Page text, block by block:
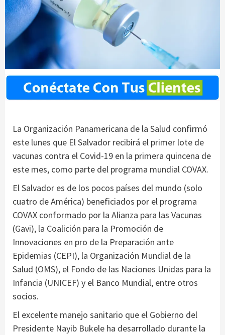
La Organización Panamericana de la Salud confirmó
este lunes que El Salvador recibirá el primer lote de
vacunas contra el Covid-19 en la primera quincena de
este mes, como parte del programa mundial COVAX.
El Salvador es de los pocos países del mundo (solo
cuatro de América) beneficiados por el programa
COVAX conformado por la Alianza para las Vacunas
(Gavi), la Coalición para la Promoción de
Innovaciones en pro de la Preparación ante
Epidemias (CEPI), la Organización Mundial de la
Salud (OMS), el Fondo de las Naciones Unidas para la
Infancia (UNICEF) y el Banco Mundial, entre otros
socios.
El excelente manejo sanitario que el Gobierno del
Presidente Nayib Bukele ha desarrollado durante la